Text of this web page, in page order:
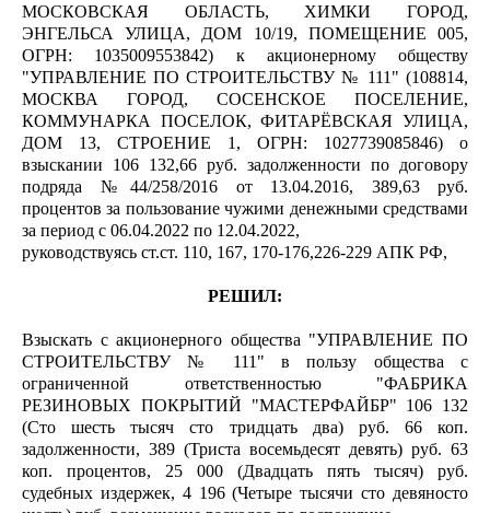
МОСКОВСКАЯ ОБЛАСТЬ, ХИМКИ ГОРОД,
ЭНГЕЛЬСА УЛИЦА, ДОМ 10/19, ПОМЕЩЕНИЕ 005,
ОГРН: 1035009553842) к акционерному обществу
"УПРАВЛЕНИЕ ПО СТРОИТЕЛЬСТВУ № 111" (108814,
МОСКВА ГОРОД, СОСЕНСКОЕ ПОСЕЛЕНИЕ,
КОММУНАРКА ПОСЕЛОК, ФИТАРЁВСКАЯ УЛИЦА,
ДОМ 13, СТРОЕНИЕ 1, ОГРН: 1027739085846) о
взыскании 106 132,66 руб. задолженности по договору
подряда №44/258/2016 от 13.04.2016, 389,63 руб.
процентов за пользование чужими денежными средствами
за период с 06.04.2022 по 12.04.2022,
руководствуясь ст.ст. 110, 167, 170-176,226-229 АПК РФ,
РЕШИЛ:
Взыскать с акционерного общества "УПРАВЛЕНИЕ ПО
СТРОИТЕЛЬСТВУ № 111" в пользу общества с
ограниченной ответственностью "ФАБРИКА
РЕЗИНОВЫХ ПОКРЫТИЙ "МАСТЕРФАЙБР" 106 132
(Сто шесть тысяч сто тридцать два) руб. 66 коп.
задолженности, 389 (Триста восемьдесят девять) руб. 63
коп. процентов, 25 000 (Двадцать пять тысяч) руб.
судебных издержек, 4 196 (Четыре тысячи сто девяносто